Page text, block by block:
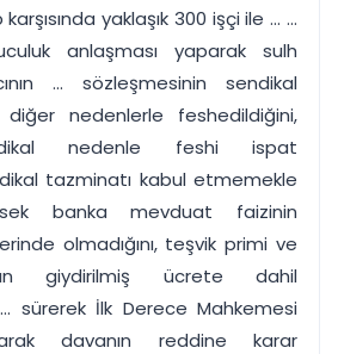
yaklaşık 300 işçi ile ... ...
anlaşması yaparak sulh
... sözleşmesinin sendikal
nedenlerle feshedildiğini,
nedenle feshi ispat
tazminatı kabul etmemekle
banka mevduat faizinin
olmadığını, teşvik primi ve
giydirilmiş ücrete dahil
sürerek İlk Derece Mahkemesi
davanın reddine karar